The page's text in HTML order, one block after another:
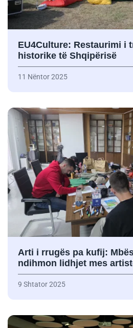
EU4Culture: Restaurimi i
historike të Shqipërisë
11 Nëntor 2025
Arti i rrugës pa kufij:
ndihmon lidhjet mes
9 Shtator 2025